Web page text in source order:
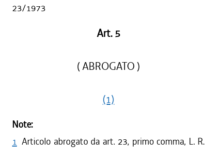
23/1973
Art. 5
( ABROGATO )
(1)
Note:
1 Articolo abrogato da art. 23, primo comma, L. R.